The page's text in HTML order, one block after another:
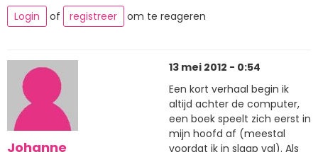
Login of registreer om te reageren
Johanne
13 mei 2012 - 0:54
Een kort verhaal begin ik
altijd achter de computer,
een boek speelt zich eerst in
mijn hoofd af (meestal
voordat ik in slaap val). Als